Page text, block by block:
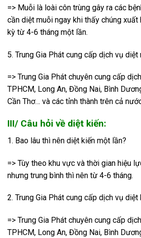
=> Muỗi là loài côn trùng gây ra các
cần diệt muỗi ngay khi thấy chúng
kỳ từ 4-6 tháng một lần.
5. Trung Gia Phát cung cấp dịch vụ diệt
=> Trung Gia Phát chuyên cung cấp
TPHCM, Long An, Đồng Nai, Bình
Cần Thơ… và các tỉnh thành trên cả
III/ Câu hỏi về diệt kiến:
1. Bao lâu thì nên diệt kiến một lần?
=> Tùy theo khu vực và thời gian hiệu
nhưng trung bình thì nên từ 4-6 tháng.
2. Trung Gia Phát cung cấp dịch vụ diệt
=> Trung Gia Phát chuyên cung cấp
TPHCM, Long An, Đồng Nai, Bình